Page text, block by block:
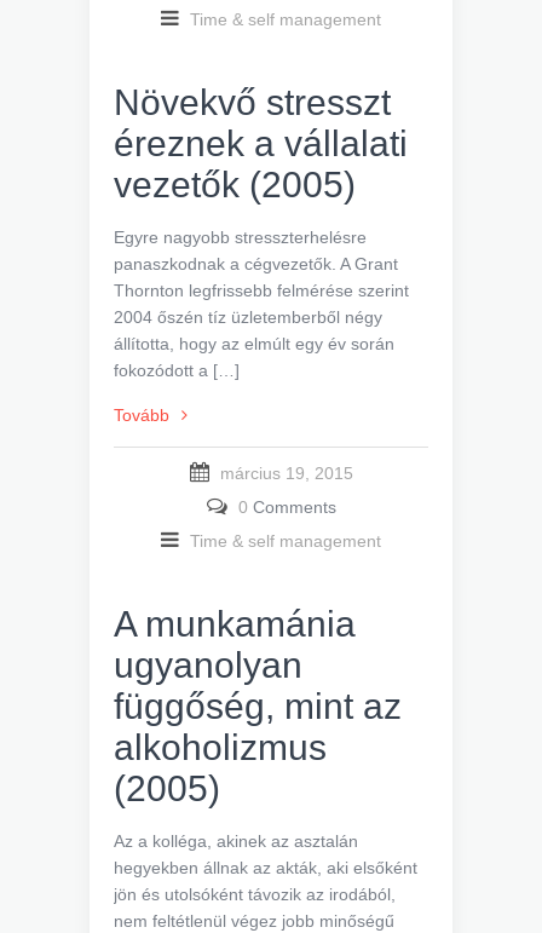
Time & self management
Növekvő stresszt
éreznek a vállalati
vezetők (2005)
Egyre nagyobb stresszterhelésre
panaszkodnak a cégvezetők. A Grant
Thornton legfrissebb felmérése szerint
2004 őszén tíz üzletemberből négy
állította, hogy az elmúlt egy év során
fokozódott a […]
Tovább
március 19, 2015
0 Comments
Time & self management
A munkamánia
ugyanolyan
függőség, mint az
alkoholizmus
(2005)
Az a kolléga, akinek az asztalán
hegyekben állnak az akták, aki elsőként
jön és utolsóként távozik az irodából,
nem feltétlenül végez jobb minőségű